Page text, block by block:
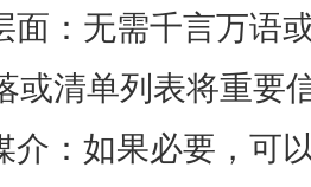
面：无需千言万语
或清单列表将重要
介：如果必要，可